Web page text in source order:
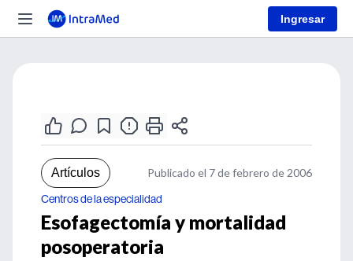
Ingresar
Artículos Publicado el 7 de febrero de 2006
Centros de la especialidad
Esofagectomía y mortalidad
posoperatoria